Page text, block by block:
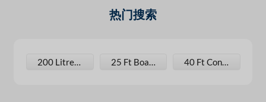
热门搜索
200 Litre Liquid Containers 25 Ft Boat Mold 40 Ft Containers